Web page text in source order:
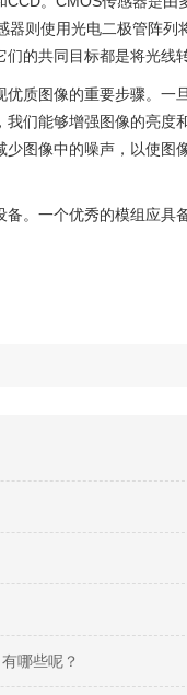
器则使用光电二极管阵
的共同目标都是将光线
质图像的重要步骤。
们能够增强图像的亮
图像中的噪声，以使
。一个优秀的模组应
哪些呢？